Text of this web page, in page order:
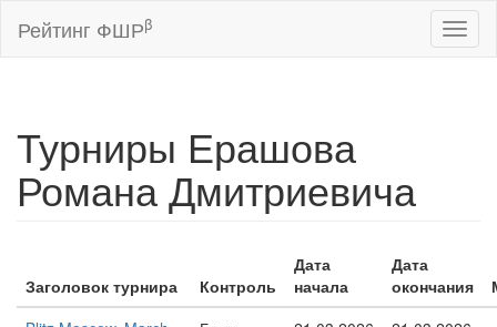
Рейтинг ФШРβ
Турниры Ерашова
Романа Дмитриевича
Заголовок турнира Контроль
Дата
начала
Дата
окончания